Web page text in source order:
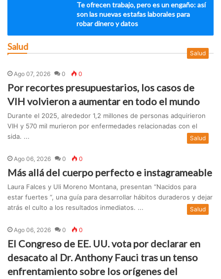
Te ofrecen trabajo, pero es un engaño: así
son las nuevas estafas laborales para
robar dinero y datos
Salud
Salud
Ago 07, 2026 0 0
Por recortes presupuestarios, los casos de
VIH volvieron a aumentar en todo el mundo
Durante el 2025, alrededor 1,2 millones de personas adquirieron
VIH y 570 mil murieron por enfermedades relacionadas con el
sida. ...
Salud
Ago 06, 2026 0 0
Más allá del cuerpo perfecto e instagrameable
Laura Falces y Uli Moreno Montana, presentan “Nacidos para
estar fuertes “, una guía para desarrollar hábitos duraderos y dejar
atrás el culto a los resultados inmediatos. ...
Salud
Ago 06, 2026 0 0
El Congreso de EE. UU. vota por declarar en
desacato al Dr. Anthony Fauci tras un tenso
enfrentamiento sobre los orígenes del